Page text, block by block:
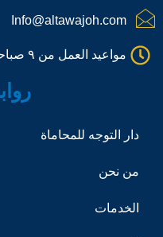
a
l
1
Info@altawajoh.com
مواعيد العمل من ٩ صباحا إلي ٩ مساءا
دار التوجه للمحاماة
من نحن
الخدمات